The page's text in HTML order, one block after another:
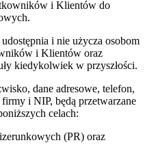
i Klientów do
i nie użycza osobom
i Klientów oraz
kiedykolwiek w przyszłości.
dane adresowe, telefon,
i NIP, będą przetwarzane
celach:
(PR) oraz